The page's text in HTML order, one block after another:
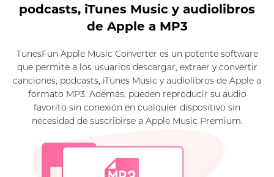
podcasts, iTunes Music y audiolibros
de Apple a MP3
TunesFun Apple Music Converter es un potente software
que permite a los usuarios descargar, extraer y convertir
canciones, podcasts, iTunes Music y audiolibros de Apple a
formato MP3. Además, pueden reproducir su audio
favorito sin conexión en cualquier dispositivo sin
necesidad de suscribirse a Apple Music Premium.